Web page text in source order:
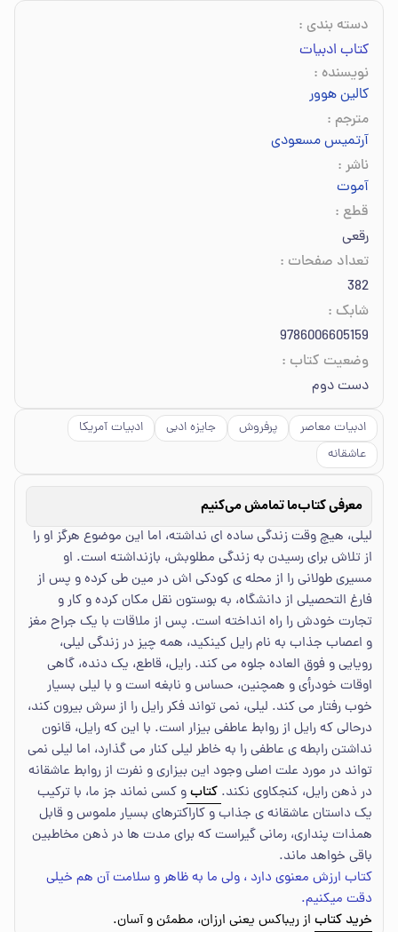
دسته بندی :
کتاب ادبیات
نویسنده :
کالین هوور
مترجم :
آرتمیس مسعودی
ناشر :
آموت
قطع :
رقعی
تعداد صفحات :
382
شابک :
9786006605159
وضعیت کتاب :
دست دوم
ادبیات معاصر پرفروش جایزه ادبی
ادبیات آمریکا
عاشقانه
معرفی کتابما تمامش می‌کنیم
لیلی، هیچ وقت زندگی ساده ای نداشته، اما این موضوع هرگز او را
از تلاش برای رسیدن به زندگی مطلوبش، بازنداشته است. او
مسیری طولانی را از محله ی کودکی اش در مین طی کرده و پس از
فارغ التحصیلی از دانشگاه، به بوستون نقل مکان کرده و کار و
تجارت خودش را راه انداخته است. پس از ملاقات با یک جراح مغز
و اعصاب جذاب به نام رایل کینکید، همه چیز در زندگی لیلی،
رویایی و فوق العاده جلوه می کند. رایل، قاطع، یک دنده، گاهی
اوقات خودرأی و همچنین، حساس و نابغه است و با لیلی بسیار
خوب رفتار می کند. لیلی، نمی تواند فکر رایل را از سرش بیرون کند،
درحالی که رایل از روابط عاطفی بیزار است. با این که رایل، قانون
نداشتن رابطه ی عاطفی را به خاطر لیلی کنار می گذارد، اما لیلی نمی
تواند در مورد علت اصلی وجود این بیزاری و نفرت از روابط عاشقانه
در ذهن رایل، کنجکاوی نکند. کتابو کسی نماند جز ما، با ترکیب
یک داستان عاشقانه ی جذاب و کاراکترهای بسیار ملموس و قابل
همذات پنداری، رمانی گیراست که برای مدت ها در ذهن مخاطبین
باقی خواهد ماند.
کتاب ارزش معنوی دارد ، ولی ما به ظاهر و سلامت آن هم خیلی
دقت میکنیم.
خرید کتاب از ریباکس یعنی ارزان، مطمئن و آسان.